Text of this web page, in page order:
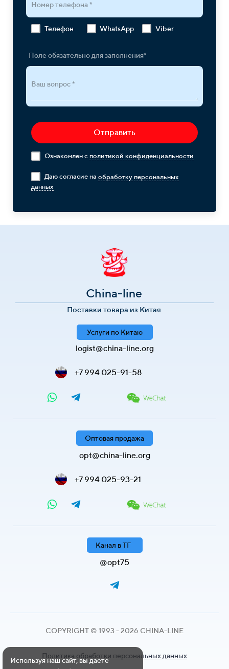
Номер телефона *
Телефон WhatsApp Viber
Поле обязательно для заполнения*
Ваш вопрос *
Отправить
Ознакомлен с политикой конфиденциальности
Даю согласие на обработку персональных
данных
China-line
Поставки товара из Китая
Услуги по Китаю
logist@china-line.org
+7 994 025-91-58
Оптовая продажа
opt@china-line.org
+7 994 025-93-21
Канал в ТГ
@opt75
COPYRIGHT © 1993 - 2026 CHINA-LINE
Политика обработки персональных данных
Используя наш сайт, вы даете